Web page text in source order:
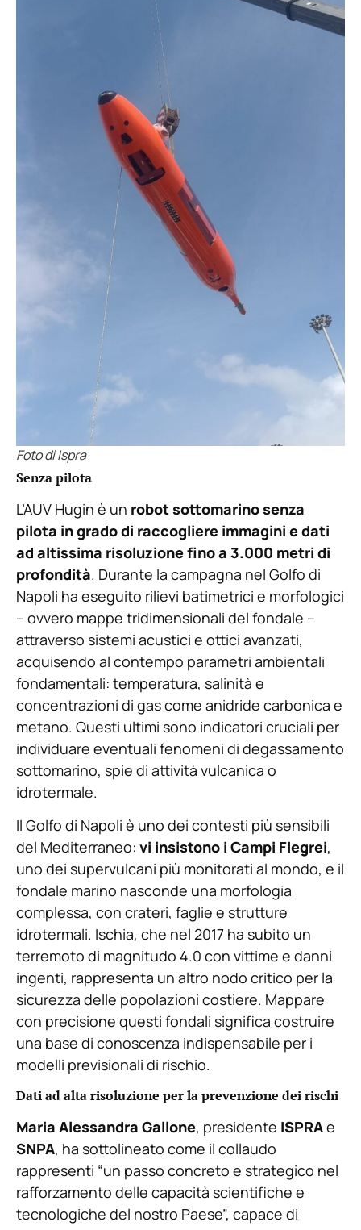
Foto di Ispra
Senza pilota
L’AUV Hugin è un robot sottomarino senza
pilota in grado di raccogliere immagini e dati
ad altissima risoluzione fino a 3.000 metri di
profondità. Durante la campagna nel Golfo di
Napoli ha eseguito rilievi batimetrici e morfologici
– ovvero mappe tridimensionali del fondale –
attraverso sistemi acustici e ottici avanzati,
acquisendo al contempo parametri ambientali
fondamentali: temperatura, salinità e
concentrazioni di gas come anidride carbonica e
metano. Questi ultimi sono indicatori cruciali per
individuare eventuali fenomeni di degassamento
sottomarino, spie di attività vulcanica o
idrotermale.
Il Golfo di Napoli è uno dei contesti più sensibili
del Mediterraneo: vi insistono i Campi Flegrei,
uno dei supervulcani più monitorati al mondo, e il
fondale marino nasconde una morfologia
complessa, con crateri, faglie e strutture
idrotermali. Ischia, che nel 2017 ha subito un
terremoto di magnitudo 4.0 con vittime e danni
ingenti, rappresenta un altro nodo critico per la
sicurezza delle popolazioni costiere. Mappare
con precisione questi fondali significa costruire
una base di conoscenza indispensabile per i
modelli previsionali di rischio.
Dati ad alta risoluzione per la prevenzione dei rischi
Maria Alessandra Gallone, presidente ISPRAe
SNPA, ha sottolineato come il collaudo
rappresenti “un passo concreto e strategico nel
rafforzamento delle capacità scientifiche e
tecnologiche del nostro Paese”, capace di